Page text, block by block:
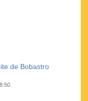
de Bobastro